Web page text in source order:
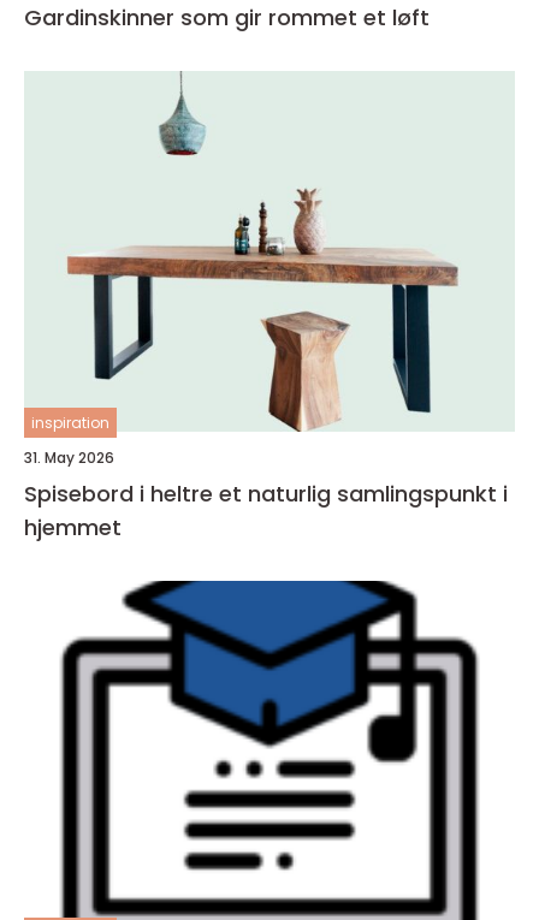
Gardinskinner som gir rommet et løft
inspiration
31. May 2026
Spisebord i heltre et naturlig samlingspunkt i
hjemmet